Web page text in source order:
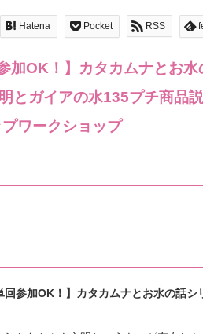
Hatena Pocket RSS
加OK！】カタカムナとお
とガイアの水135プチ商品
ワークショップ
回参加OK！】カタカムナとお水の話